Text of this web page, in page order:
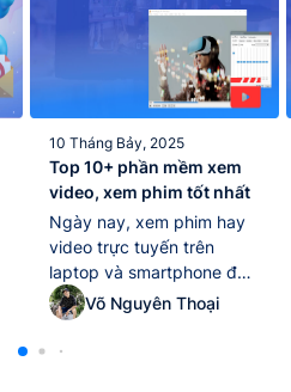
10 Tháng Bảy, 2025
Top 10+ phần mềm xem
video, xem phim tốt nhất
Ngày nay, xem phim hay
video trực tuyến trên
laptop và smartphone đã
trở thành thói quen giải trí
quen thuộc của nhiều
người. Tuy nhiên, để tận
Võ Nguyên Thoại